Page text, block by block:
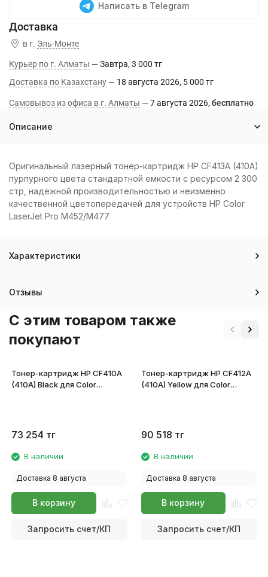
Написать в Telegram
в г. Эль-Монте
Курьер по г. Алматы Завтра 3 000 тг
Доставка по Казахстану
18 августа 2026 5 000 тг
Самовывоз из офиса в г. Алматы 7 августа 2026 Бесплатно
Описание
Оригинальный лазерный тонер-картридж HP CF413A (410A)
пурпурного цвета стандартной емкости с ресурсом 2 300
стр, надежной производительностью и неизменно
качественной цветопередачей для устройств HP Color
LaserJet Pro M452/M477
Характеристики
Отзывы
C этим товаром также
покупают
Тонер-картридж HP CF410A
(410A) Black для Color
73 254 тг
В наличии
Доставка 8 августа
В корзину
Запросить счет/КП
Тонер-картридж HP CF412A
(410A) Yellow для Color
90 518 тг
В наличии
Доставка 8 августа
В корзину
Запросить счет/КП